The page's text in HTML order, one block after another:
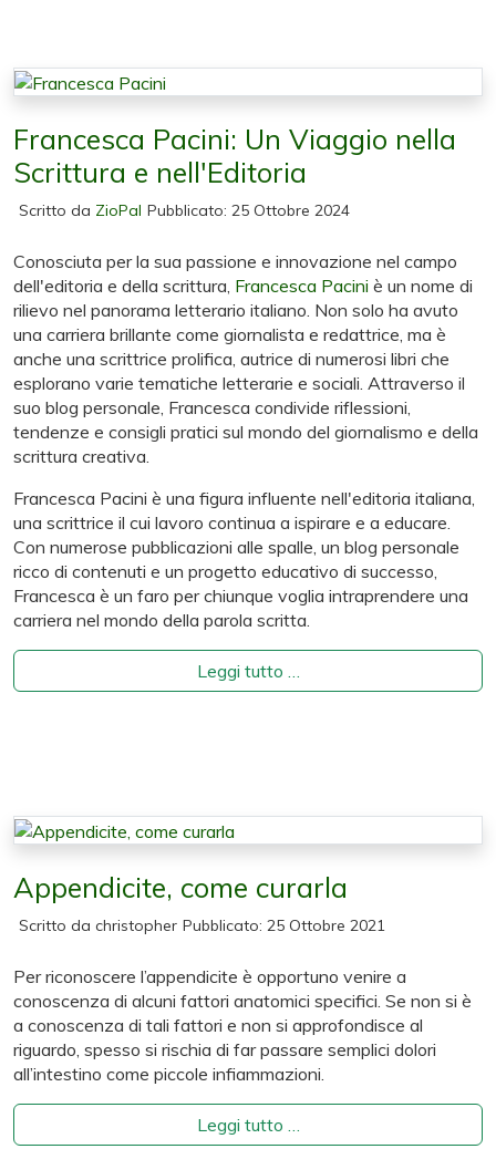
Francesca Pacini: Un Viaggio nella
Scrittura e nell'Editoria
Scritto da ZioPal Pubblicato: 25 Ottobre 2024
Conosciuta per la sua passione e innovazione nel campo
dell'editoria e della scrittura, Francesca Pacini è un nome di
rilievo nel panorama letterario italiano. Non solo ha avuto
una carriera brillante come giornalista e redattrice, ma è
anche una scrittrice prolifica, autrice di numerosi libri che
esplorano varie tematiche letterarie e sociali. Attraverso il
suo blog personale, Francesca condivide riflessioni,
tendenze e consigli pratici sul mondo del giornalismo e della
scrittura creativa.
Francesca Pacini è una figura influente nell'editoria italiana,
una scrittrice il cui lavoro continua a ispirare e a educare.
Con numerose pubblicazioni alle spalle, un blog personale
ricco di contenuti e un progetto educativo di successo,
Francesca è un faro per chiunque voglia intraprendere una
carriera nel mondo della parola scritta.
Leggi tutto …
Appendicite, come curarla
Scritto da christopher Pubblicato: 25 Ottobre 2021
Per riconoscere l’appendicite è opportuno venire a
conoscenza di alcuni fattori anatomici specifici. Se non si è
a conoscenza di tali fattori e non si approfondisce al
riguardo, spesso si rischia di far passare semplici dolori
all’intestino come piccole infiammazioni.
Leggi tutto …